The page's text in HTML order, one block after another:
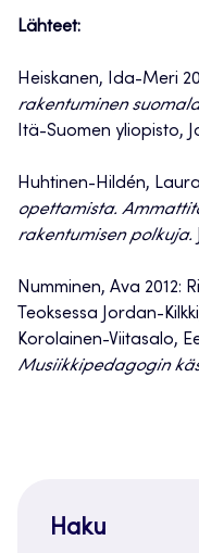
Lähteet:
Heiskanen, Ida-Meri
rakentuminen
Itä-Suomen yliopisto,
Huhtinen-Hildén, Laura
opettamista.
rakentumisen polkuja.
Numminen, Ava 2012:
Teoksessa Jordan-
Korolainen-Viitasalo,
Musiikkipedagogin
Haku